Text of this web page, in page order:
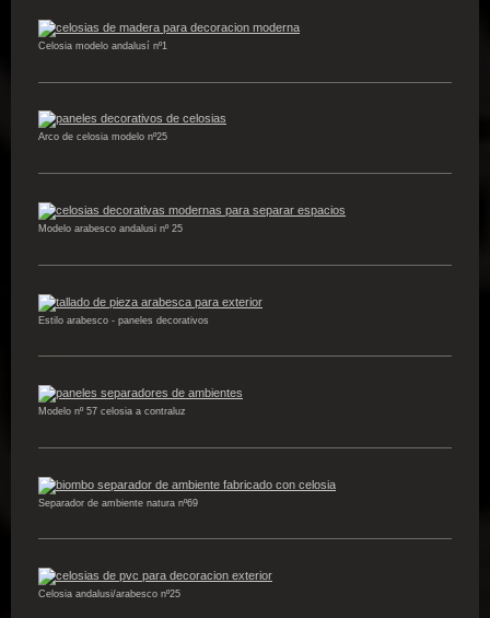
Celosia modelo andalusí nº1
Arco de celosia modelo nº25
Modelo arabesco andalusi nº 25
Estilo arabesco - paneles decorativos
Modelo nº 57 celosia a contraluz
Separador de ambiente natura nº69
Celosia andalusi/arabesco nº25